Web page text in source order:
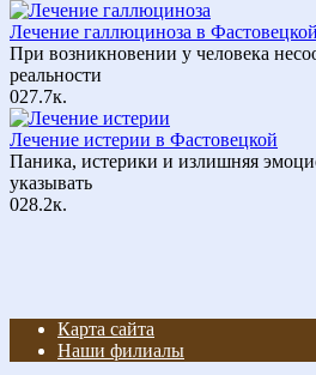
Лечение галлюциноза в Фастовецкой
При возникновении у человека
реальности
027.7к.
Лечение истерии в Фастовецкой
Паника, истерики и излишняя
указывать
028.2к.
Карта сайта
Наши филиалы